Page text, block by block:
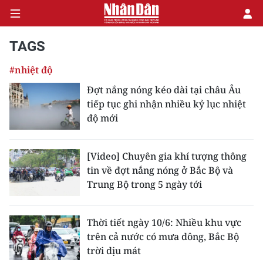
CHÍNH TRỊ
KINH TẾ
XÃ HỘI
PHÁP LUẬT
DU LỊCH
THẾ GIỚI
TAGS
#nhiệt độ
Đợt nắng nóng kéo dài tại châu Âu
tiếp tục ghi nhận nhiều kỷ lục nhiệt
độ mới
[Video] Chuyên gia khí tượng thông
tin về đợt nắng nóng ở Bắc Bộ và
Trung Bộ trong 5 ngày tới
Thời tiết ngày 10/6: Nhiều khu vực
trên cả nước có mưa dông, Bắc Bộ
trời dịu mát